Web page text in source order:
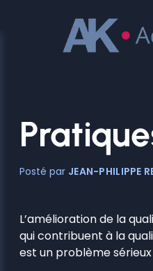
JEAN-PHILIPPE
L’amélioration de la
qui contribuent à la
est un problème